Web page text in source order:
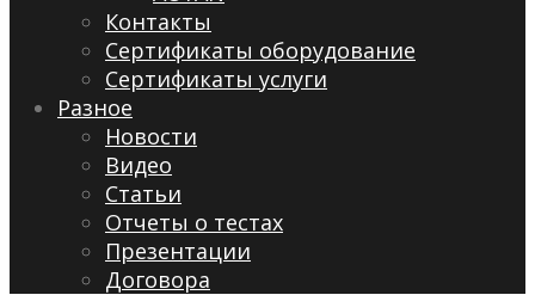
Контакты
Сертификаты оборудование
Сертификаты услуги
Разное
Новости
Видео
Cтатьи
Отчеты о тестах
Презентации
Договора